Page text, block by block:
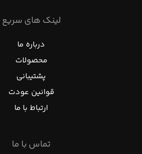
لینک های سریع
درباره ما
محصولات
پشتیبانی
قوانین عودت
ارتباط با ما
تماس با ما